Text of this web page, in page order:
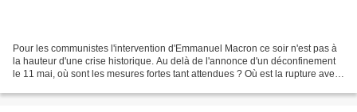
Pour les communistes l'intervention d'Emmanuel Macron ce soir n'est pas à
la hauteur d'une crise historique. Au delà de l'annonce d'un déconfinement
le 11 mai, où sont les mesures fortes tant attendues ? Où est la rupture avec